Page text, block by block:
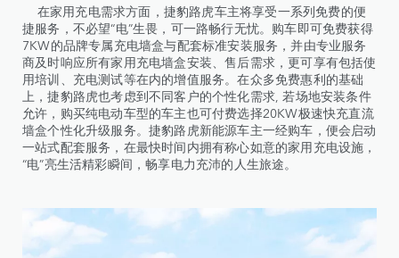
在家用充电需求方面，捷豹路虎车主将享受一系列免费的便
捷服务，不必望“电”生畏，可一路畅行无忧。购车即可免费获得
7KW的品牌专属充电墙盒与配套标准安装服务，并由专业服务
商及时响应所有家用充电墙盒安装、售后需求，更可享有包括使
用培训、充电测试等在内的增值服务。在众多免费惠利的基础
上，捷豹路虎也考虑到不同客户的个性化需求, 若场地安装条件
允许，购买纯电动车型的车主也可付费选择20KW极速快充直流
墙盒个性化升级服务。捷豹路虎新能源车主一经购车，便会启动
一站式配套服务，在最快时间内拥有称心如意的家用充电设施，
“电”亮生活精彩瞬间，畅享电力充沛的人生旅途。